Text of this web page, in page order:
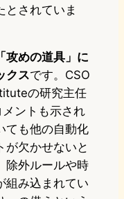
とされていま
攻めの道具」に
クスです。CSO
の研究主任
ントも示され
ても他の自動化
が欠かせないと
除外ルールや時
組み込まれてい